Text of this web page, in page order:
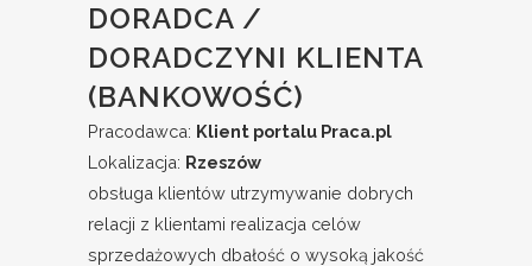
DORADCA /
DORADCZYNI KLIENTA
(BANKOWOŚĆ)
Pracodawca: Klient portalu Praca.pl
Lokalizacja: Rzeszów
obsługa klientów utrzymywanie dobrych
relacji z klientami realizacja celów
sprzedażowych dbałość o wysoką jakość